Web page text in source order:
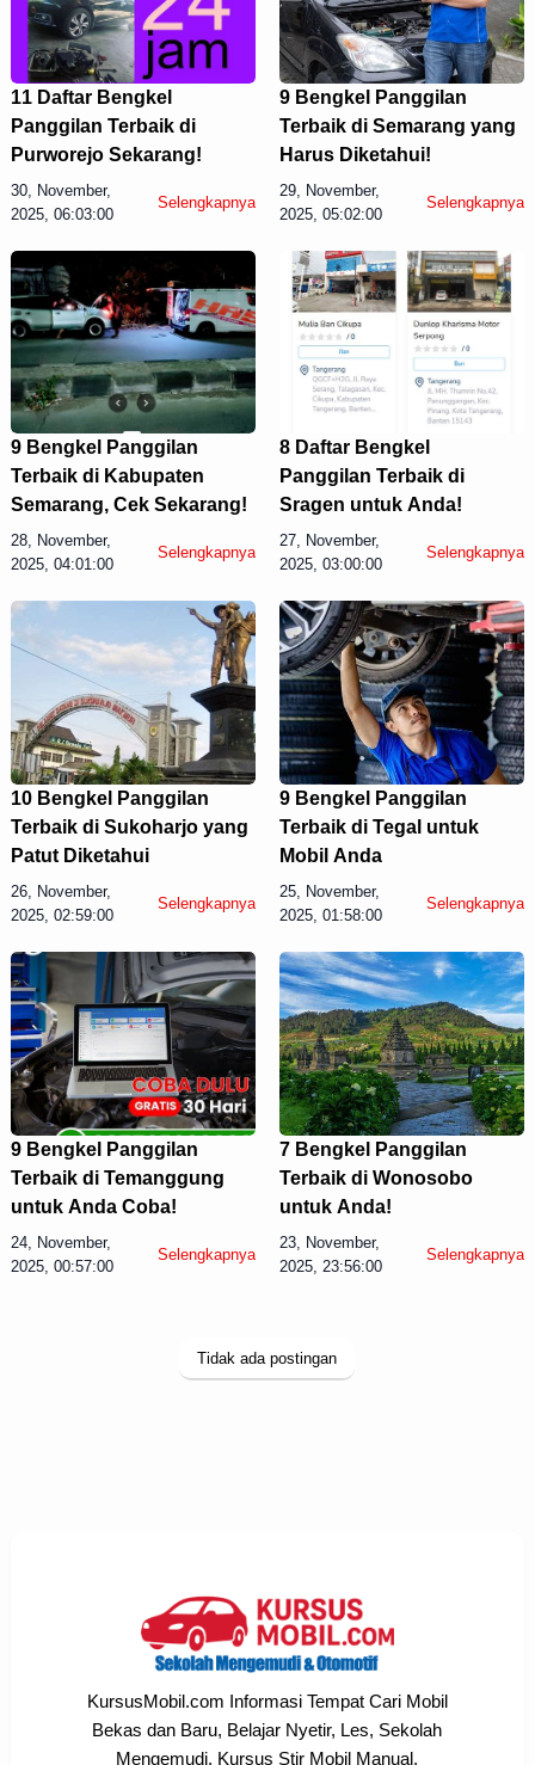
11 Daftar Bengkel
Panggilan Terbaik di
Purworejo Sekarang!
30, November,
2025, 06:03:00
Selengkapnya
9 Bengkel Panggilan
Terbaik di Semarang yang
Harus Diketahui!
29, November,
2025, 05:02:00
Selengkapnya
9 Bengkel Panggilan
Terbaik di Kabupaten
Semarang, Cek Sekarang!
28, November,
2025, 04:01:00
Selengkapnya
8 Daftar Bengkel
Panggilan Terbaik di
Sragen untuk Anda!
27, November,
2025, 03:00:00
Selengkapnya
10 Bengkel Panggilan
Terbaik di Sukoharjo yang
Patut Diketahui
26, November,
2025, 02:59:00
Selengkapnya
9 Bengkel Panggilan
Terbaik di Tegal untuk
Mobil Anda
25, November,
2025, 01:58:00
Selengkapnya
9 Bengkel Panggilan
Terbaik di Temanggung
untuk Anda Coba!
24, November,
2025, 00:57:00
Selengkapnya
7 Bengkel Panggilan
Terbaik di Wonosobo
untuk Anda!
23, November,
2025, 23:56:00
Selengkapnya
Tidak ada postingan
KursusMobil.com Informasi Tempat Cari Mobil
Bekas dan Baru, Belajar Nyetir, Les, Sekolah
Mengemudi, Kursus Stir Mobil Manual,